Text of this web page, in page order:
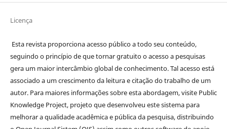
Licença
Esta revista proporciona acesso público a todo seu conteúdo,
seguindo o princípio de que tornar gratuito o acesso a pesquisas
gera um maior intercâmbio global de conhecimento. Tal acesso está
associado a um crescimento da leitura e citação do trabalho de um
autor. Para maiores informações sobre esta abordagem, visite Public
Knowledge Project, projeto que desenvolveu este sistema para
melhorar a qualidade acadêmica e pública da pesquisa, distribuindo